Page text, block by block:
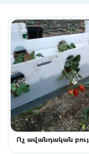
Ոչ ավանդական